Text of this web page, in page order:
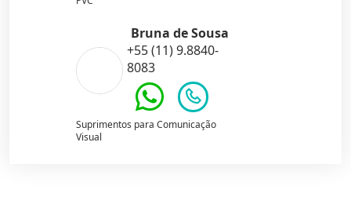
Bruna de Sousa
+55 (11) 9.8840-
8083
Suprimentos para Comunicação
Visual